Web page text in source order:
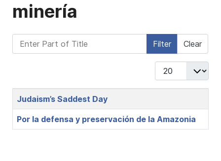
minería
Enter Part of Title Filter Clear
Display #
Title
Judaism’s Saddest Day
Por la defensa y preservación de la Amazonia